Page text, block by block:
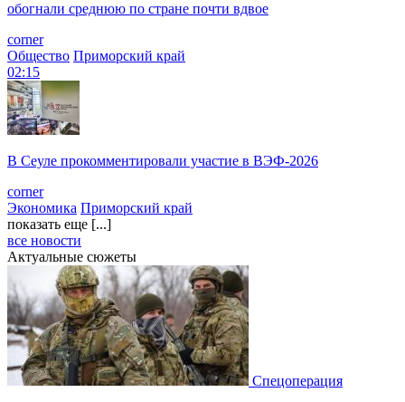
обогнали среднюю по стране почти вдвое
corner
Общество Приморский край
02:15
В Сеуле прокомментировали участие в ВЭФ-2026
corner
Экономика Приморский край
показать еще [...]
все новости
Актуальные сюжеты
Спецоперация